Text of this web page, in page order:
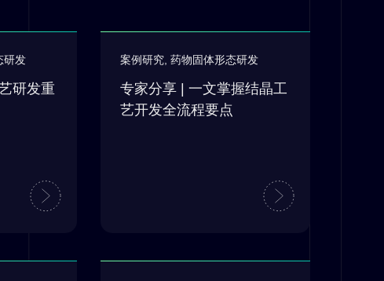
研发
研发重
案例研究 ,药物固体形态研发
专家分享 | 一文掌握结晶工
艺开发全流程要点